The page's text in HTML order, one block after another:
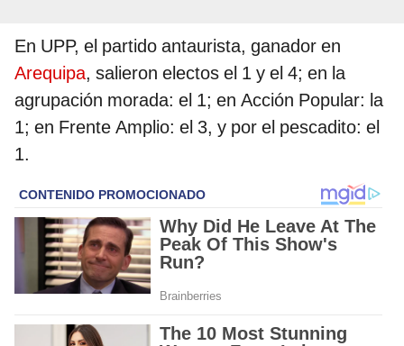
En UPP, el partido antaurista, ganador en
Arequipa, salieron electos el 1 y el 4; en la
agrupación morada: el 1; en Acción Popular: la
1; en Frente Amplio: el 3, y por el pescadito: el
1.